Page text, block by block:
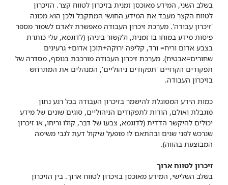
בשלב השני, המידע מאוכסן זמנית בזיכרון לטווח קצר. הזיכרון
לטווח הקצר מעבד את המידע החושי המתקבל ולכן הוא מכונה
'זיכרון עבודה'. מערכת זיכרון העבודה מאפשרת לאדם לשמור מספר
פיסות מידע במוחו בו זמנית, ולקשור ביניהן (לדוגמא, עלי כותרת
בצבע אדום וריח= ורד, קליפה ירוקה+תוכן אדום+ גרעינים
שחורים=אבטיח). מערכת זיכרון העבודה מורכבת בנוסף, מסדרה של
תפקודים הקרויים 'תפקודים ניהוליים', המנהלים את המתרחש
בזיכרון העבודה.
כמות הידע המסוגלת להישמר בזיכרון העבודה בכל רגע נתון
מוגבלת ואולם, הודות לתפקודים הניהוליים, סוגים שונים של מידע
יכולים להיקשר הדדית (לדוגמא, צבעו של דבר, קולו וריחו, או זיכרון
שנרכש לפני שנים ובהתאם לו מופעל שיקול דעת לגבי משימה
המבוצעת בהווה).
זיכרון לטווח ארוך
בשלב השלישי, המידע מאוכסן בזיכרון לטווח ארוך. בין הזיכרון